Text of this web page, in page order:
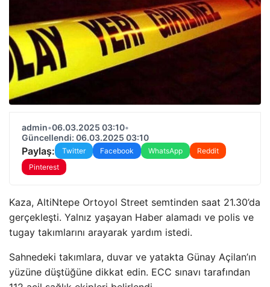
admin•06.03.2025 03:10•
Güncellendi: 06.03.2025 03:10
Paylaş: Twitter Facebook WhatsApp
Reddit
Pinterest
Kaza, AltiNtepe Ortoyol Street semtinden saat 21.30’da
gerçekleşti. Yalnız yaşayan Haber alamadı ve polis ve
tugay takımlarını arayarak yardım istedi.
Sahnedeki takımlara, duvar ve yatakta Günay Açilan’ın
yüzüne düştüğüne dikkat edin. ECC sınavı tarafından